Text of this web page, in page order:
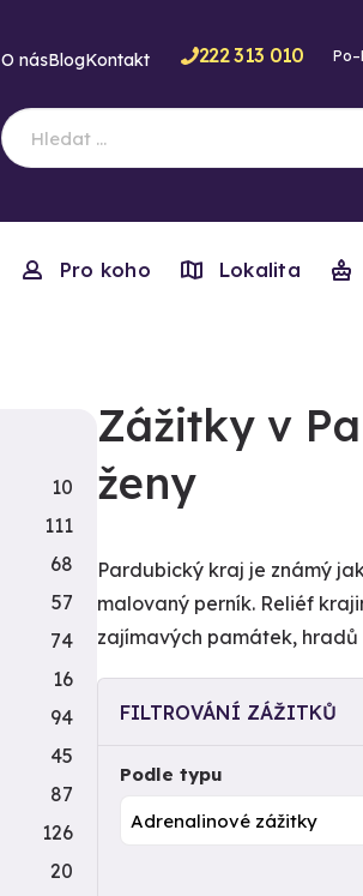
O násBlogKontakt 222 313 010
Pro koho Lokalita
Zážitky v
ženy
Pardubický kraj je známý
malovaný perník. Reliéf
zajímavých památek, hradů
FILTROVÁNÍ ZÁŽITKŮ
Podle typu
10
111
68
57
74
16
94
45
87
126
20